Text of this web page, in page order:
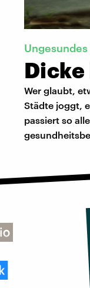
Ungesundes
Wer glaubt,
Städte joggt,
passiert so